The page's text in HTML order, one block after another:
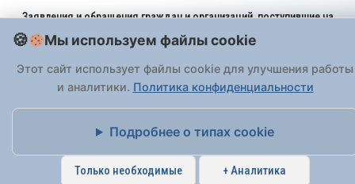
Заявления и обращения граждан и организаций, поступившие на
адрес email, не могут быть рассмотрены на основании
Федерального закона от 02.05.2006 № 59-ФЗ
принимаются только: по почте, черезпортал «Госуслуги» (ЕПГУ)
или лично при предъявлении паспорта.
На Сайте действуетПолитика обработки персональных данных
Мы используем файлы cookie
Этот сайт использует файлы cookie для улучшения работы
и аналитики. Политика конфиденциальности
Подробнее о типах cookie
Только необходимые + Аналитика